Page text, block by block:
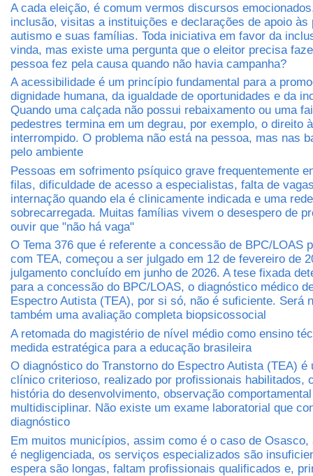
A cada eleição, é comum vermos discursos
inclusão, visitas a instituições e declarações de apoio às
autismo e suas famílias. Toda iniciativa em favor da
vinda, mas existe uma pergunta que o eleitor precisa
pessoa fez pela causa quando não havia campanha?
A acessibilidade é um princípio fundamental para a
dignidade humana, da igualdade de oportunidades e da
Quando uma calçada não possui rebaixamento ou uma
pedestres termina em um degrau, por exemplo, o direito
interrompido. O problema não está na pessoa, mas nas
pelo ambiente
Pessoas em sofrimento psíquico grave frequentemente
filas, dificuldade de acesso a especialistas, falta de
internação quando ela é clinicamente indicada e uma rede
sobrecarregada. Muitas famílias vivem o desespero de
ouvir que "não há vaga"
O Tema 376 que é referente a concessão de BPC/LOAS
com TEA, começou a ser julgado em 12 de fevereiro de
julgamento concluído em junho de 2026. A tese fixada
para a concessão do BPC/LOAS, o diagnóstico médico
Espectro Autista (TEA), por si só, não é suficiente. Será
também uma avaliação completa biopsicossocial
A retomada do magistério de nível médio como ensino
medida estratégica para a educação brasileira
O diagnóstico do Transtorno do Espectro Autista (TEA) é
clínico criterioso, realizado por profissionais habilitados,
história do desenvolvimento, observação
multidisciplinar. Não existe um exame laboratorial que
diagnóstico
Em muitos municípios, assim como é o caso de Osasco,
é negligenciada, os serviços especializados são
espera são longas, faltam profissionais qualificados e,